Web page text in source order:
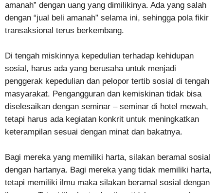
amanah” dengan uang yang dimilikinya. Ada yang salah
dengan “jual beli amanah” selama ini, sehingga pola fikir
transaksional terus berkembang.
Di tengah miskinnya kepedulian terhadap kehidupan
sosial, harus ada yang berusaha untuk menjadi
penggerak kepedulian dan pelopor tertib sosial di tengah
masyarakat. Pengangguran dan kemiskinan tidak bisa
diselesaikan dengan seminar – seminar di hotel mewah,
tetapi harus ada kegiatan konkrit untuk meningkatkan
keterampilan sesuai dengan minat dan bakatnya.
Bagi mereka yang memiliki harta, silakan beramal sosial
dengan hartanya. Bagi mereka yang tidak memiliki harta,
tetapi memiliki ilmu maka silakan beramal sosial dengan